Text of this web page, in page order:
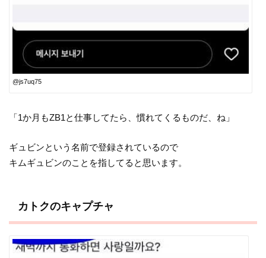
@js7uq75
「1か月もZB1と仕事してたら、慣れてくるものだ、ね」
ギュビンという名前で登録されているので
キムギュビンのことを指してると思います。
カトクのキャプチャ